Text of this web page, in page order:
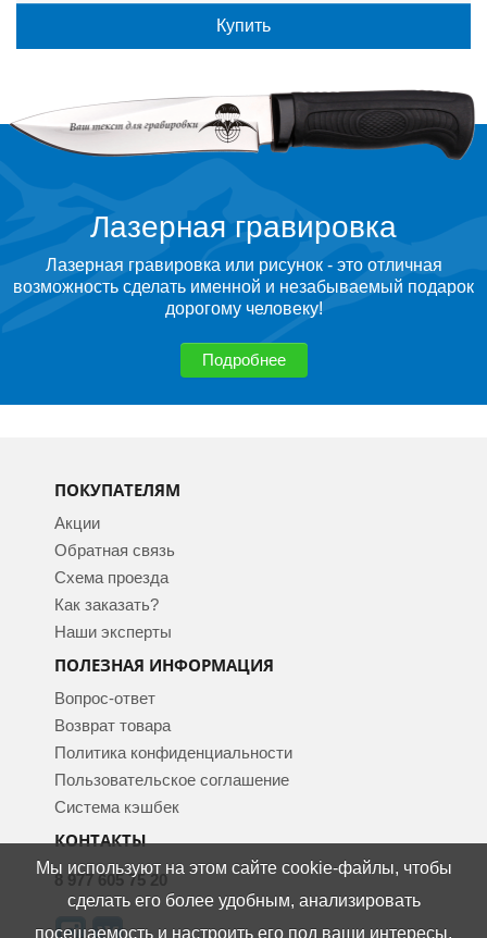
Купить
Лазерная гравировка
Лазерная гравировка или рисунок - это отличная
возможность сделать именной и незабываемый подарок
дорогому человеку!
Подробнее
ПОКУПАТЕЛЯМ
Акции
Обратная связь
Схема проезда
Как заказать?
Наши эксперты
ПОЛЕЗНАЯ ИНФОРМАЦИЯ
Вопрос-ответ
Возврат товара
Политика конфиденциальности
Пользовательское соглашение
Система кэшбек
КОНТАКТЫ
8 977 605 75 20
Мы используют на этом сайте cookie-файлы, чтобы
сделать его более удобным, анализировать
посещаемость и настроить его под ваши интересы.